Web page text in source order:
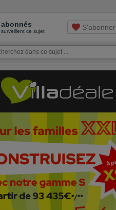
abonnés
surveillent ce sujet S'abonner